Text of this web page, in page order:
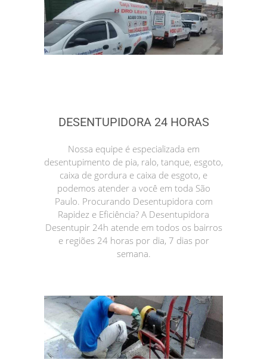
DESENTUPIDORA 24 HORAS
Nossa equipe é especializada em
desentupimento de pia, ralo, tanque, esgoto,
caixa de gordura e caixa de esgoto, e
podemos atender a você em toda São
Paulo. Procurando Desentupidora com
Rapidez e Eficiência? A Desentupidora
Desentupir 24h atende em todos os bairros
e regiões 24 horas por dia, 7 dias por
semana.